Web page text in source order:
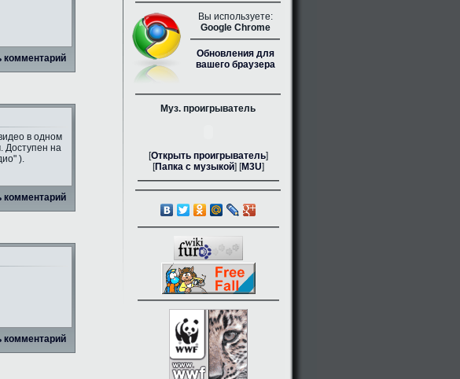
комментарий
в одном
Доступен на
).
комментарий
комментарий
Вы используете:
Google Chrome
Обновления для
вашего браузера
Муз. проигрыватель
[Открыть проигрыватель]
[Папка с музыкой] [M3U]